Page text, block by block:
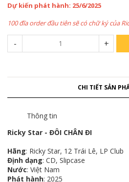
Dự kiến phát hành: 25/6/2025
100 đĩa order đầu tiên sẽ có chữ ký của
+
-
CHI TIẾT SẢN
Thông tin
Ricky Star - ĐÔI CHÂN ĐI
Hãng: Ricky Star, 12 Trái Lê, LP Club
Định dạng: CD, Slipcase
Nước: Việt Nam
Phát hành: 2025